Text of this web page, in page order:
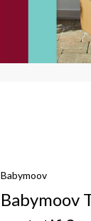
Babymoov
Babymoov